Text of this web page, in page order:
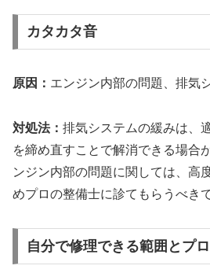
カタカタ音
原因： エンジン内部の問題、排気
対処法： 排気システムの緩みは、
を締め直すことで解消できる場合
ンジン内部の問題に関しては、高
めプロの整備士に診てもらうべきで
自分で修理できる範囲とプ